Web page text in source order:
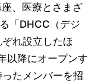
、医療とさまざ
「DHCC（デジ
れ設立したほ
以降にオープンす
たメンバーを招